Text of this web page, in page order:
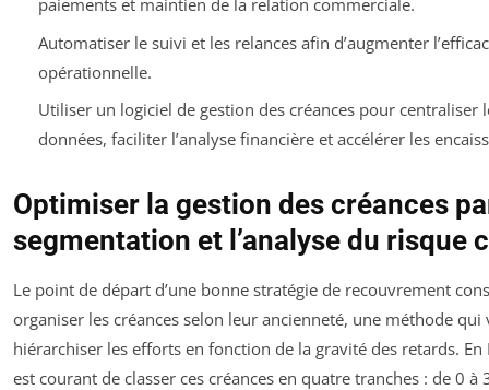
paiements et maintien de la relation commerciale.
Automatiser le suivi et les relances afin d’augmenter
opérationnelle.
Utiliser un logiciel de gestion des créances pour centraliser
données, faciliter l’analyse financière et accélérer les
Optimiser la gestion des créances
segmentation et l’analyse du risque
Le point de départ d’une bonne stratégie de recouvrement
organiser les créances selon leur ancienneté, une méthode qui
hiérarchiser les efforts en fonction de la gravité des retards. En
est courant de classer ces créances en quatre tranches : de 0 à